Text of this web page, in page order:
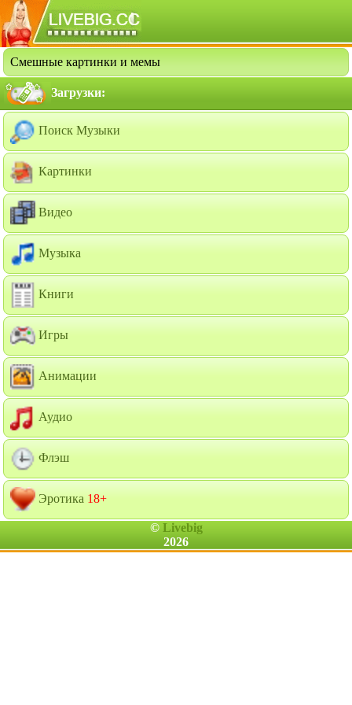
Смешные картинки и мемы
Загрузки:
Поиск Музыки
Картинки
Видео
Музыка
Книги
Игры
Анимации
Аудио
Флэш
Эротика 18+
© Livebig
2026